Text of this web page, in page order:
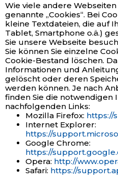
Wie viele andere
genannte „Cookies“. Bei
kleine Textdateien, die auf
Tablet, Smartphone o.ä.)
Sie unsere Webseite
Sie können Sie einzelne
Cookie-Bestand löschen.
Informationen und
gelöscht oder deren
werden können. Je nach
finden Sie die
nachfolgenden Links:
Mozilla Firefox: https://
Internet Explorer:
https://
Google Chrome:
https://
Opera: http://
Safari: https://